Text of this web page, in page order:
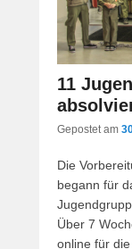
11
Gepostet am
Die
begann für
Über 7
online für